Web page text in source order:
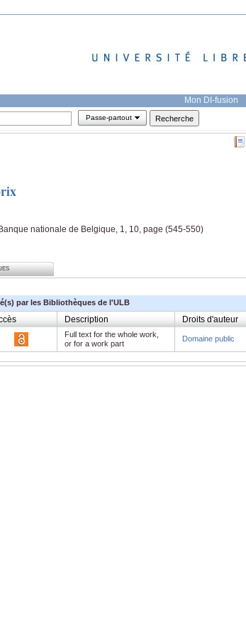
Mon DI-fusion
Passe-partout
nationale de Belgique, 1, 10, page (545-550)
par les Bibliothèques de l'ULB
Description Droits d'auteur
Full text for the whole work,
or for a work part
Domaine public